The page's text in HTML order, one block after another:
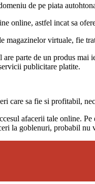
de pe piata
online, astfel incat sa
virtuale, fie
parte de un produs mai
publicitare platite.
care sa fie si profitabil,
afacerii tale online.
la goblenuri, probabil